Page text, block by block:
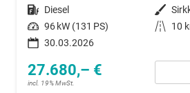
Kraftstoff Diesel Außenfarbe
Leistung 96 kW (131 PS) Kilometerstand
10
30.03.2026
27.680,– €
incl. 19% MwSt.